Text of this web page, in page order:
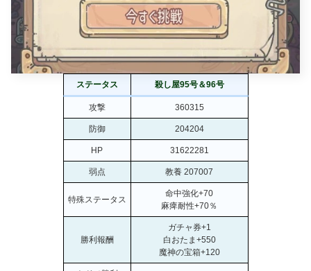
ステータス 殺し屋95号＆96号
攻撃 360315
防御 204204
HP 31622281
弱点 教養 207007
特殊ステータス
命中強化+70
麻痺耐性+70％
勝利報酬
ガチャ券+1
白おたま+550
魔神の宝箱+120